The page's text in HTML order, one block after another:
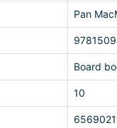
Pan
Board
10